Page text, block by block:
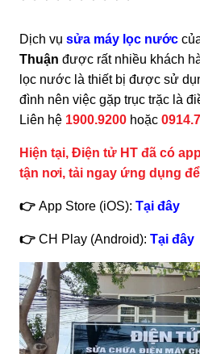
Dịch vụ sửa máy lọc nước
Thuận được rất nhiều khách
lọc nước là thiết bị được sử
đình nên việc gặp trục trặc là
Liên hệ 1900.9200 hoặc
Hiện tại, Điện tử HT đã có
tận nơi, tải ngay ứng dụng
👉 App Store (iOS): Tại đây
👉 CH Play (Android): Tại đây